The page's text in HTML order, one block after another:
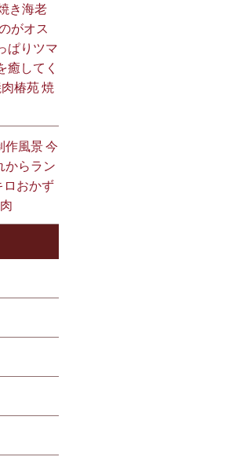
き海老
がオス
ぱりツマ
癒してく
椿苑 焼
作風景 今
からラン
ロおかず